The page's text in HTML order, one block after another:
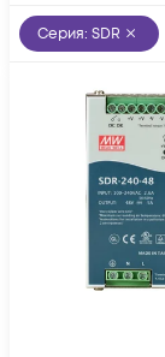
Серия: SDR